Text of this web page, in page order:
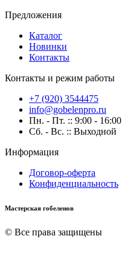
Предложения
Каталог
Новинки
Контакты
Контакты и режим работы
+7 (920) 3544475
info@gobelenpro.ru
Пн. - Пт. :: 9:00 - 16:00
Сб. - Вс. :: Выходной
Информация
Договор-оферта
Конфиденциальность
Мастерская гобеленов
© Все права защищены